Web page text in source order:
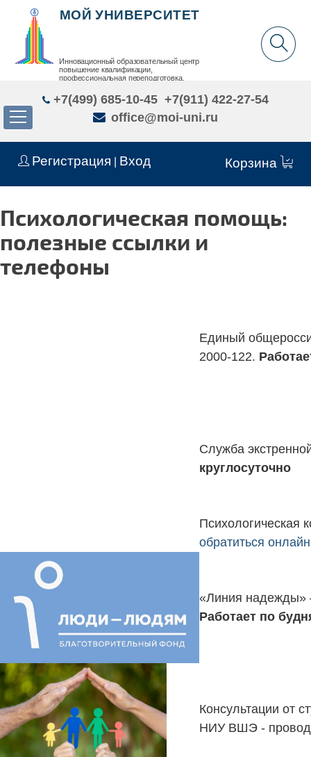
Регистрация Вход Корзина
МОЙ УНИВЕРСИТЕТ
Инновационный образовательный центр
повышение квалификации,
профессиональная переподготовка,
+7(499) 685-10-45 +7(911) 422-27-54
office@moi-uni.ru
Психологическая помощь:
полезные ссылки и
телефоны
Единый
2000-122.
Служба
круглосуточно
Психологическая
обратиться онлайн
«Линия
Работает по
Консультации от
НИУ ВШЭ -